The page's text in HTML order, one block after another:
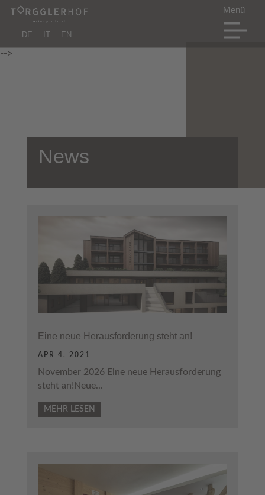
DE IT EN
-->
News
Eine neue Herausforderung steht an!
APR 4, 2021
November 2026 Eine neue Herausforderung
steht an!Neue...
MEHR LESEN